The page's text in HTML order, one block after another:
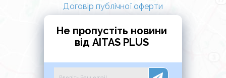
Договір публічної оферти
Не пропустіть новини
від AITAS PLUS